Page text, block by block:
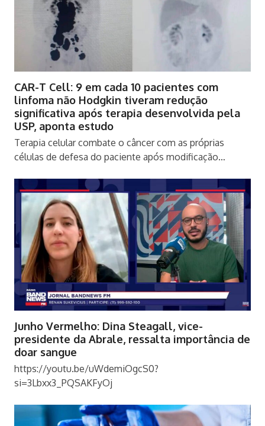
CAR-T Cell: 9 em cada 10 pacientes com
linfoma não Hodgkin tiveram redução
significativa após terapia desenvolvida pela
USP, aponta estudo
Terapia celular combate o câncer com as próprias
células de defesa do paciente após modificação…
Junho Vermelho: Dina Steagall, vice-
presidente da Abrale, ressalta importância de
doar sangue
https://youtu.be/uWdemiOgcS0?
si=3Lbxx3_PQSAKFyOj